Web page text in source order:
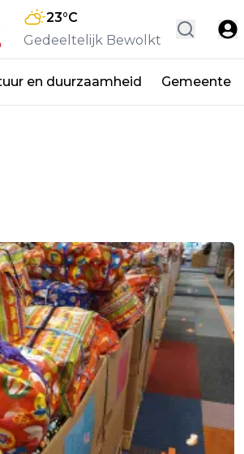
23°C
Gedeeltelijk Bewolkt
en duurzaamheid Gemeente